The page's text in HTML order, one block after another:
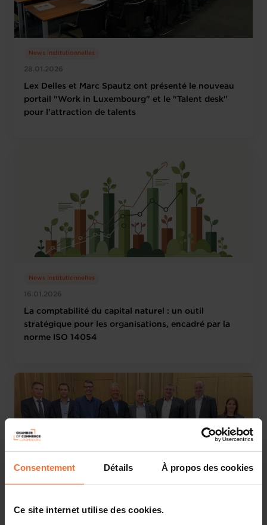
Consentement Détails À propos des cookies
Ce site internet utilise des cookies.
28.01.2026
News institutionnelles
Lex Delles et Marc Spautz ont présenté le nouveau
portail "Work in Luxembourg" et le "Talent desk"
pour l’attraction de talents
16.01.2026
News institutionnelles
La comptabilité du capital naturel : un outil
stratégique pour les organisations, encadré par la
norme ISO 14054